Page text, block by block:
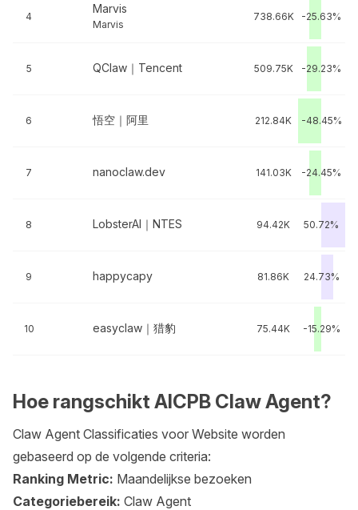
4
Marvis
Marvis
738.66K -25.63%
5 QClaw｜Tencent 509.75K -29.23%
6 悟空｜阿里 212.84K -48.45%
7 nanoclaw.dev 141.03K -24.45%
8 LobsterAI｜NTES 94.42K 50.72%
9 happycapy 81.86K 24.73%
10 easyclaw｜猎豹 75.44K -15.29%
Hoe rangschikt AICPB Claw Agent?
Claw Agent Classificaties voor Website worden
gebaseerd op de volgende criteria:
Ranking Metric: Maandelijkse bezoeken
Categoriebereik: Claw Agent